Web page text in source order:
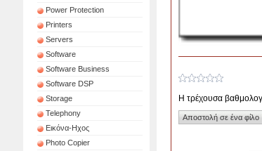
Power Protection
Printers
Servers
Software
Software Business
Software DSP
Storage
Telephony
Εικόνα-Ηχος
Photo Copier
Η τρέχουσα